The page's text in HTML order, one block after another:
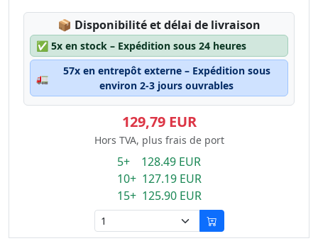
📦 Lagerstatus:
Disponibilité et délai de livraison
✅ 5x en stock – Expédition sous 24 heures
🚛
57x en entrepôt externe – Expédition sous
environ 2-3 jours ouvrables
129,79 EUR
Hors TVA, plus frais de port
5+ 128.49 EUR
10+ 127.19 EUR
15+ 125.90 EUR